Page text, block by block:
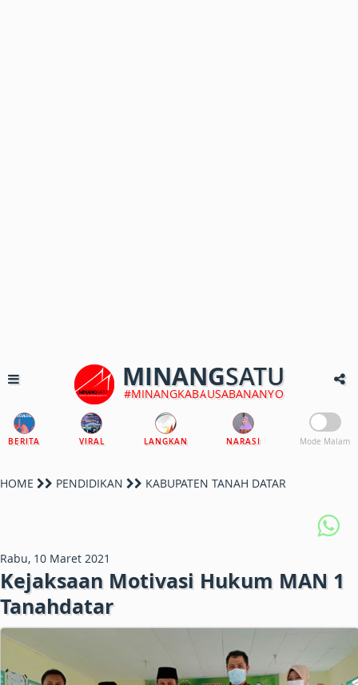
MINANGSATU
#MINANGKABAUSABANANYO
BERITA VIRAL LANGKAN NARASI Mode Malam
HOME PENDIDIKAN KABUPATEN TANAH DATAR
Rabu, 10 Maret 2021
Kejaksaan Motivasi Hukum MAN 1
Tanahdatar